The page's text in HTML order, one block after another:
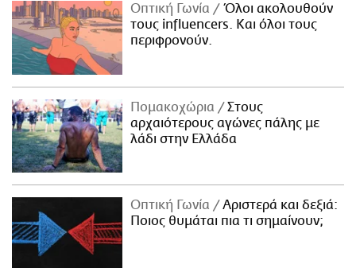
Οπτική Γωνία
Όλοι ακολουθούν
τους influencers. Και όλοι τους
περιφρονούν.
Πομακοχώρια
Στους
αρχαιότερους αγώνες πάλης με
λάδι στην Ελλάδα
Οπτική Γωνία
Αριστερά και δεξιά:
Ποιος θυμάται πια τι σημαίνουν;